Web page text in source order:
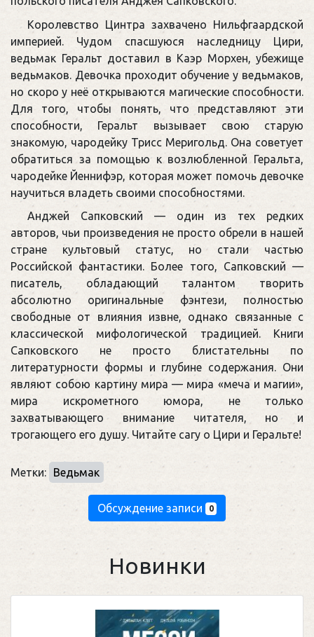
Королевство Цинтра захвачено Нильфгаардской
империей. Чудом спасшуюся наследницу Цири,
ведьмак Геральт доставил в Каэр Морхен, убежище
ведьмаков. Девочка проходит обучение у ведьмаков,
но скоро у неё открываются магические способности.
Для того, чтобы понять, что представляют эти
способности, Геральт вызывает свою старую
знакомую, чародейку Трисс Меригольд. Она советует
обратиться за помощью к возлюбленной Геральта,
чародейке Йеннифэр, которая может помочь девочке
научиться владеть своими способностями.
Анджей Сапковский — один из тех редких
авторов, чьи произведения не просто обрели в нашей
стране культовый статус, но стали частью
Российской фантастики. Более того, Сапковский —
писатель, обладающий талантом творить
абсолютно оригинальные фэнтези, полностью
свободные от влияния извне, однако связанные с
классической мифологической традицией. Книги
Сапковского не просто блистательны по
литературности формы и глубине содержания. Они
являют собою картину мира — мира «меча и магии»,
мира искрометного юмора, не только
захватывающего внимание читателя, но и
трогающего его душу. Читайте сагу о Цири и Геральте!
Метки: Ведьмак
Обсуждение записи 0
Новинки